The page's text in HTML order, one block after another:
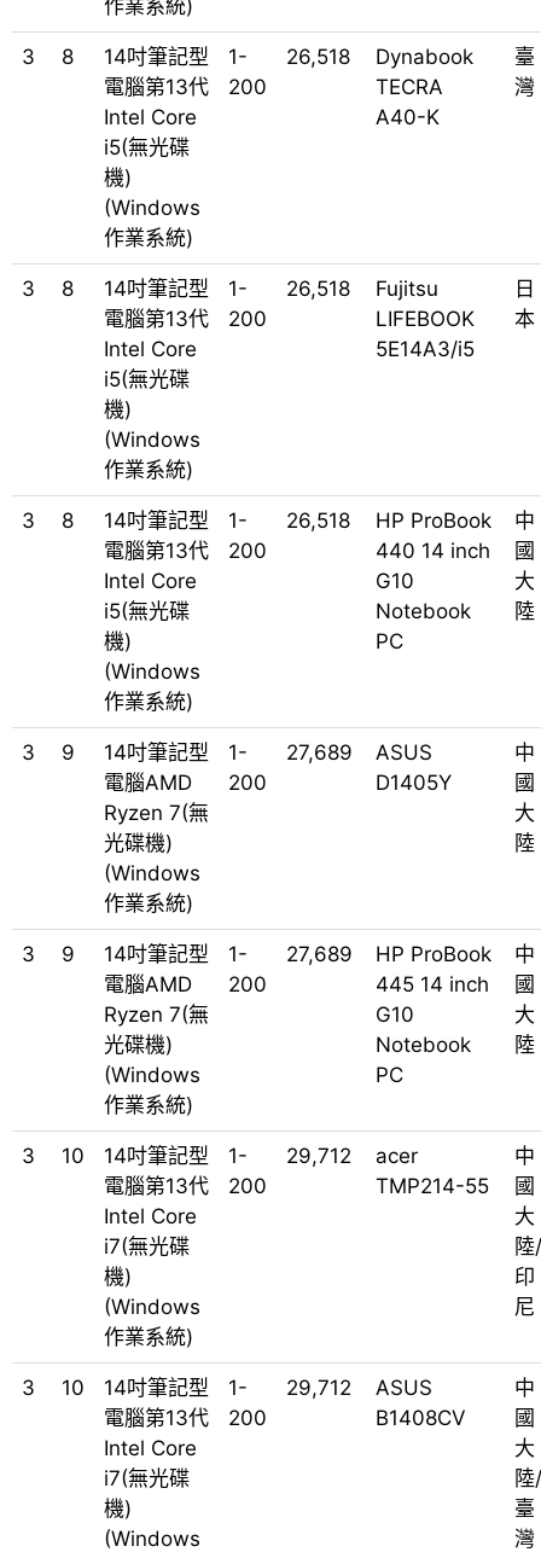
作業系統)
3 8
14吋筆記型
電腦第13代
Intel Core
i5(無光碟
機)
(Windows
作業系統)
1-
200
26,518
Dynabook
TECRA
A40-K
臺
灣
3 8
14吋筆記型
電腦第13代
Intel Core
i5(無光碟
機)
(Windows
作業系統)
1-
200
26,518
Fujitsu
LIFEBOOK
5E14A3/i5
日
本
3 8
14吋筆記型
電腦第13代
Intel Core
i5(無光碟
機)
(Windows
作業系統)
1-
200
26,518
HP ProBook
440 14 inch
G10
Notebook
PC
中
國
大
陸
3 9
14吋筆記型
電腦AMD
Ryzen 7(無
光碟機)
(Windows
作業系統)
1-
200
27,689
ASUS
D1405Y
中
國
大
陸
3 9
14吋筆記型
電腦AMD
Ryzen 7(無
光碟機)
(Windows
作業系統)
1-
200
27,689
HP ProBook
445 14 inch
G10
Notebook
PC
中
國
大
陸
3 10
14吋筆記型
電腦第13代
Intel Core
i7(無光碟
機)
(Windows
作業系統)
1-
200
29,712
acer
TMP214-55
中
國
大
陸/
印
尼
3 10
14吋筆記型
電腦第13代
Intel Core
i7(無光碟
機)
(Windows
1-
200
29,712
ASUS
B1408CV
中
國
大
陸/
臺
灣